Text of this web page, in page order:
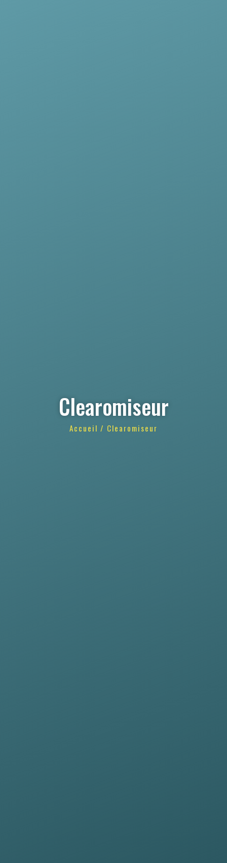
Clearomiseur
Accueil / Clearomiseur